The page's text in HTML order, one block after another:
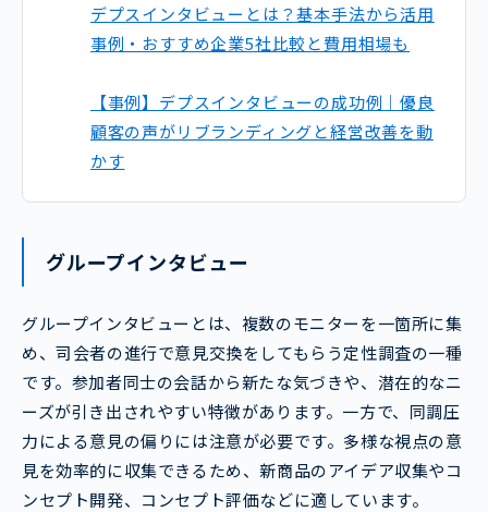
デプスインタビューとは？基本手法から活用
事例・おすすめ企業5社比較と費用相場も
【事例】デプスインタビューの成功例｜優良
顧客の声がリブランディングと経営改善を動
かす
グループインタビュー
グループインタビューとは、複数のモニターを一箇所に集
め、司会者の進行で意見交換をしてもらう定性調査の一種
です。参加者同士の会話から新たな気づきや、潜在的なニ
ーズが引き出されやすい特徴があります。一方で、同調圧
力による意見の偏りには注意が必要です。多様な視点の意
見を効率的に収集できるため、新商品のアイデア収集やコ
ンセプト開発、コンセプト評価などに適しています。